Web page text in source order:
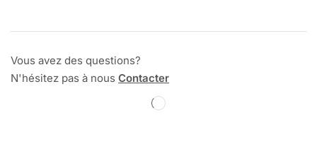
Vous avez des questions?
N'hésitez pas à nous Contacter